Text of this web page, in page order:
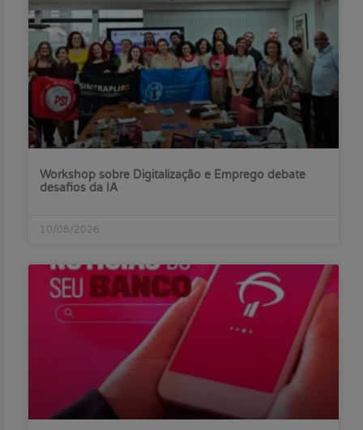
Workshop sobre Digitalização e Emprego debate
desafios da IA
10/08/2026